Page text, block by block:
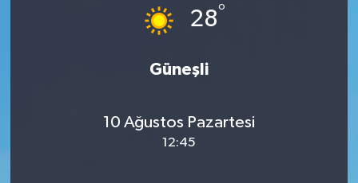
28°
Güneşli
10 Ağustos Pazartesi
12:45